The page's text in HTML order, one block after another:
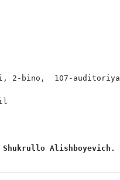
2-bino,  107-auditoriya
Shukrullo Alishboyevich.